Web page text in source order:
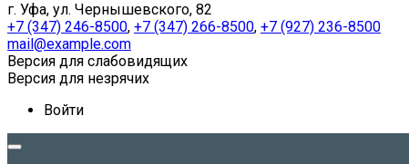
г. Уфа, ул. Чернышевского, 82
+7 (347) 246-8500, +7 (347) 266-8500, +7 (927) 236-8500
mail@example.com
Версия для слабовидящих
Версия для незрячих
Войти